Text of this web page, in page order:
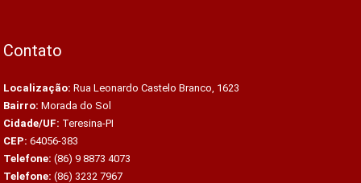
Contato
Localização: Rua Leonardo Castelo Branco, 1623
Bairro: Morada do Sol
Cidade/UF: Teresina-PI
CEP: 64056-383
Telefone: (86) 9 8873 4073
Telefone: (86) 3232 7967